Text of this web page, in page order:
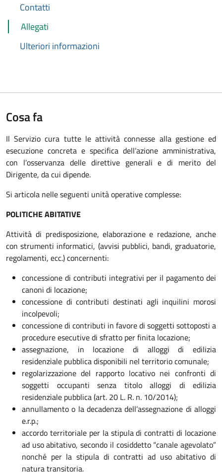
Contatti
Allegati
Ulteriori informazioni
Cosa fa
Il Servizio cura tutte le attività connesse alla gestione ed
esecuzione concreta e specifica dell’azione amministrativa,
con l’osservanza delle direttive generali e di merito del
Dirigente, da cui dipende.
Si articola nelle seguenti unità operative complesse:
POLITICHE ABITATIVE
Attività di predisposizione, elaborazione e redazione, anche
con strumenti informatici, (avvisi pubblici, bandi, graduatorie,
regolamenti, ecc.) concernenti:
concessione di contributi integrativi per il pagamento dei
canoni di locazione;
concessione di contributi destinati agli inquilini morosi
incolpevoli;
concessione di contributi in favore di soggetti sottoposti a
procedure esecutive di sfratto per finita locazione;
assegnazione, in locazione di alloggi di edilizia
residenziale pubblica disponibili nel territorio comunale;
regolarizzazione del rapporto locativo nei confronti di
soggetti occupanti senza titolo alloggi di edilizia
residenziale pubblica (art. 20 L. R. n. 10/2014);
annullamento o la decadenza dell’assegnazione di alloggi
e.r.p.;
accordo territoriale per la stipula di contratti di locazione
ad uso abitativo, secondo il cosiddetto “canale agevolato”
nonché per la stipula di contratti ad uso abitativo di
natura transitoria.